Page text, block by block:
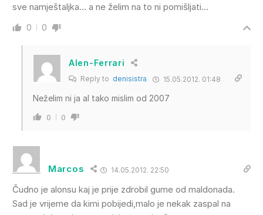
sve namještaljka… a ne želim na to ni pomišljati…
0 0
Alen-Ferrari
Reply to denisistra 15.05.2012. 01:48
Neželim ni ja al tako mislim od 2007
0 0
Marcos 14.05.2012. 22:50
Čudno je alonsu kaj je prije zdrobil gume od maldonada.
Sad je vrijeme da kimi pobijedi,malo je nekak zaspal na